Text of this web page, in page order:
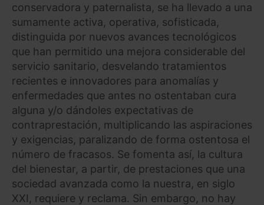
conservadora y paternalista, se ha llevado a una
sumamente activa, operativa, sofisticada,
distinguida por nuevos avances tecnológicos
que han permitido una mejora considerable del
servicio sanitario, desvelando tratamientos
recientes e innovadores para anomalías y
enfermedades que antes no ostentaban cura
alguna y/o dándoles expectativas de
contraprestación, multiplicando las aspiraciones
y exigencias, paralizando de forma ostentosa el
número de fracasos. Se fomenta así, la cultura
del bienestar, a partir, de prestaciones que una
sociedad avanzada como la nuestra, en siglo
XXI, requiere y reclama. Sin embargo, no hay